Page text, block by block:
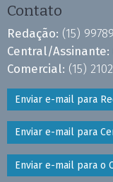
Contato
Redação: (15)
Central/Assinante:
Comercial: (15)
Enviar e-mail para
Enviar e-mail para
Enviar e-mail para o